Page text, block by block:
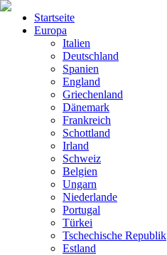
Startseite
Europa
Italien
Deutschland
Spanien
England
Griechenland
Dänemark
Frankreich
Schottland
Irland
Schweiz
Belgien
Ungarn
Niederlande
Portugal
Türkei
Tschechische Republik
Estland